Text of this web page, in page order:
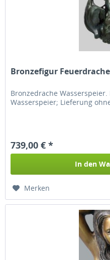
Bronzefigur
Bronzedrache
Wasserspeier; Lieferung
739,00 € *
In den
Merken